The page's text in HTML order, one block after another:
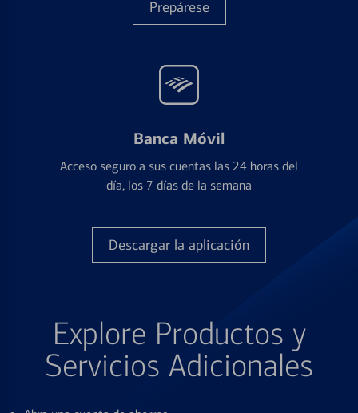
Prepárese
Banca Móvil
Acceso seguro a sus cuentas las 24 horas del
día, los 7 días de la semana
Descargar la aplicación
Explore Productos y
Servicios Adicionales